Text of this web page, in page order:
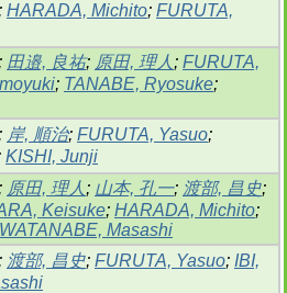
HARADA, Michito; FURUTA,
; 田邉, 良祐; 原田, 理人 ; FURUTA,
; TANABE, Ryosuke;
; 岸, 順治; FURUTA, Yasuo;
KISHI, Junji
原田, 理人 ; 山本, 孔一; 渡部, 昌史;
Keisuke; HARADA, Michito;
WATANABE, Masashi
渡部, 昌史; FURUTA, Yasuo; IBI,